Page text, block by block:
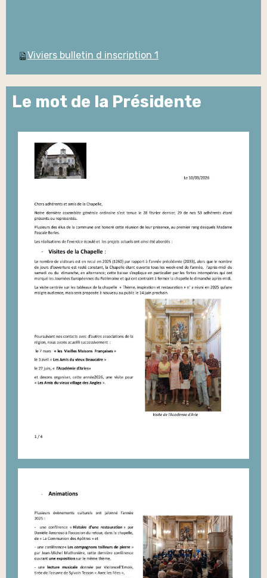
Viviers bulletin d inscription 1
Le mot de la Présidente